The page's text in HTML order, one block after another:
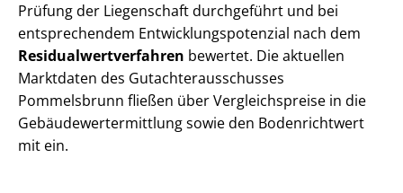
Prüfung der Liegenschaft durchgeführt und bei
entsprechendem Ent­wick­lungs­po­ten­zi­al nach dem
Re­si­du­al­wert­ver­fah­ren bewertet. Die aktuellen
Marktdaten des Gut­ach­ter­aus­schus­ses
Pommelsbrunn fließen über Ver­gleichs­prei­se in die
Ge­bäu­de­wert­ermitt­lung sowie den Bodenrichtwert
mit ein.